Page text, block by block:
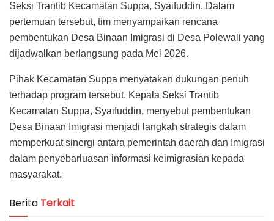
Seksi Trantib Kecamatan Suppa, Syaifuddin. Dalam
pertemuan tersebut, tim menyampaikan rencana
pembentukan Desa Binaan Imigrasi di Desa Polewali yang
dijadwalkan berlangsung pada Mei 2026.
Pihak Kecamatan Suppa menyatakan dukungan penuh
terhadap program tersebut. Kepala Seksi Trantib
Kecamatan Suppa, Syaifuddin, menyebut pembentukan
Desa Binaan Imigrasi menjadi langkah strategis dalam
memperkuat sinergi antara pemerintah daerah dan Imigrasi
dalam penyebarluasan informasi keimigrasian kepada
masyarakat.
Berita Terkait